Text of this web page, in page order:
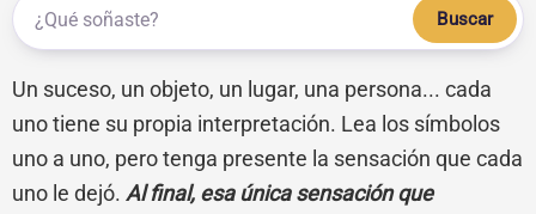
Buscar
Un suceso, un objeto, un lugar, una persona... cada
uno tiene su propia interpretación. Lea los símbolos
uno a uno, pero tenga presente la sensación que cada
uno le dejó. Al final, esa única sensación que